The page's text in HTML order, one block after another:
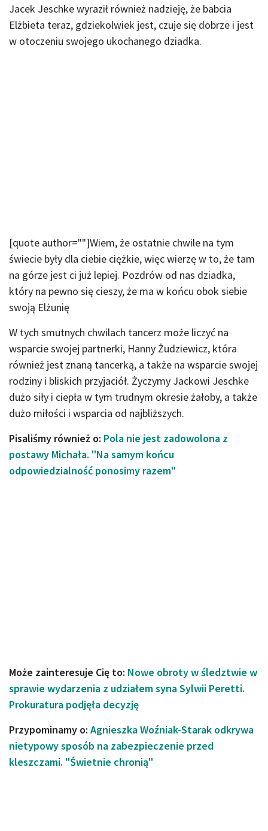
Jacek Jeschke wyraził również nadzieję, że babcia
Elżbieta teraz, gdziekolwiek jest, czuje się dobrze i jest
w otoczeniu swojego ukochanego dziadka.
[quote author=""]Wiem, że ostatnie chwile na tym
świecie były dla ciebie ciężkie, więc wierzę w to, że tam
na górze jest ci już lepiej. Pozdrów od nas dziadka,
który na pewno się cieszy, że ma w końcu obok siebie
swoją Elżunię
W tych smutnych chwilach tancerz może liczyć na
wsparcie swojej partnerki, Hanny Żudziewicz, która
również jest znaną tancerką, a także na wsparcie swojej
rodziny i bliskich przyjaciół. Życzymy Jackowi Jeschke
dużo siły i ciepła w tym trudnym okresie żałoby, a także
dużo miłości i wsparcia od najbliższych.
Pisaliśmy również o: Pola nie jest zadowolona z
postawy Michała. "Na samym końcu
odpowiedzialność ponosimy razem"
Może zainteresuje Cię to: Nowe obroty w śledztwie w
sprawie wydarzenia z udziałem syna Sylwii Peretti.
Prokuratura podjęła decyzję
Przypominamy o: Agnieszka Woźniak-Starak odkrywa
nietypowy sposób na zabezpieczenie przed
kleszczami. "Świetnie chronią"